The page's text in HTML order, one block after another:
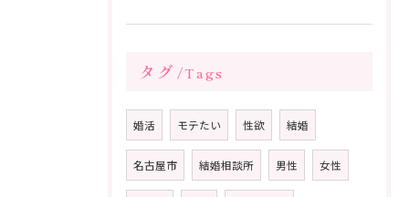
タグ Tags
婚活 モテたい 性欲 結婚
名古屋市 結婚相談所 男性 女性